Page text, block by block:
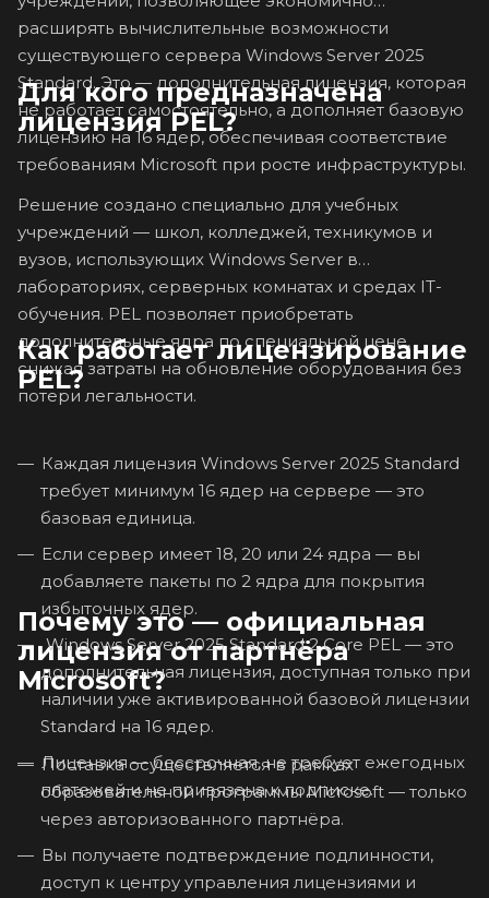
расширять вычислительные возможности
существующего сервера Windows Server 2025
Standard. Это — дополнительная лицензия, которая
не работает самостоятельно, а дополняет базовую
лицензию на 16 ядер, обеспечивая соответствие
требованиям Microsoft при росте инфраструктуры.
Для кого предназначена
лицензия PEL?
Решение создано специально для учебных
учреждений — школ, колледжей, техникумов и
вузов, использующих Windows Server в
лабораториях, серверных комнатах и средах IT-
обучения. PEL позволяет приобретать
дополнительные ядра по специальной цене,
снижая затраты на обновление оборудования без
потери легальности.
Как работает лицензирование
PEL?
Каждая лицензия Windows Server 2025 Standard
требует минимум 16 ядер на сервере — это
базовая единица.
Если сервер имеет 18, 20 или 24 ядра — вы
добавляете пакеты по 2 ядра для покрытия
избыточных ядер.
Windows Server 2025 Standard 2 Core PEL — это
дополнительная лицензия, доступная только при
наличии уже активированной базовой лицензии
Standard на 16 ядер.
Лицензия — бессрочная, не требует ежегодных
платежей и не привязана к подписке.
Почему это — официальная
лицензия от партнёра
Microsoft?
Поставка осуществляется в рамках
образовательной программы Microsoft — только
через авторизованного партнёра.
Вы получаете подтверждение подлинности,
доступ к центру управления лицензиями и